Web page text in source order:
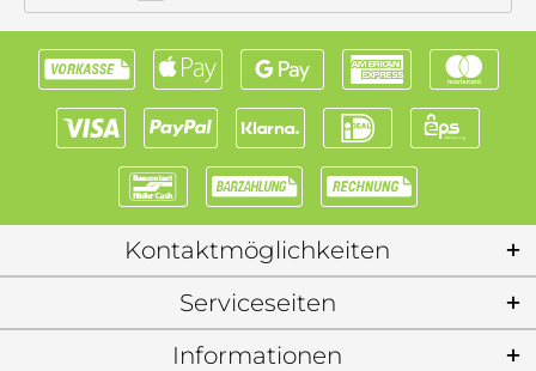
Kontaktmöglichkeiten
Serviceseiten
Informationen